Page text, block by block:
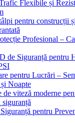
Flexibile și
pentru construcții
Profesional –
de Siguranță pentru
pentru Lucrări –
Noapte
de viteză moderne
pentru